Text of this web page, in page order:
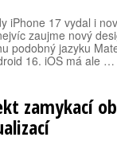
iPhone 17 vydal i
zaujme nový
podobný jazyku
16. iOS má ale …
zamykací